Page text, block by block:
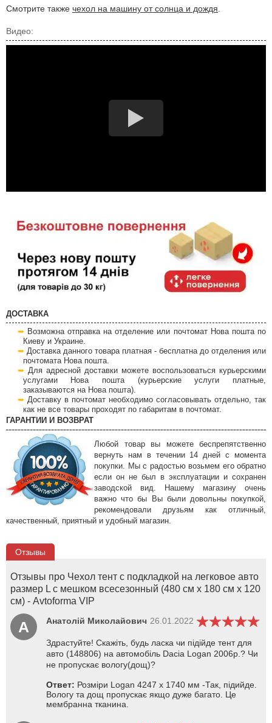
Смотрите также чехол на машину от солнца и дождя
Видео:
ДОСТАВКА
Возможна отправка на отделение или почтомат Нова пошта по
Киеву и Украине.
Доставка данного товара платная - бесплатна до отделения или
почтомата Нова пошта.
Для адресной доставки можете воспользоваться курьерскими
услугами Нова пошта (курьерские услуги платные,
заказываются на Нова пошта).
Доставку в почтомат необходимо согласовывать отдельно, так
как не все товары проходят по габаритам в почтомат.
ГАРАНТИИ И ВОЗВРАТ
Любой товар вы можете беспрепятственно
вернуть нам в течении 14 дней с момента
покупки. Мы с радостью возьмем его обратно
если он не был в эксплуатации и сохранен
заводской вид. Нашему магазину очень
важно что бы Вы были довольны покупкой,
рекомендовали друзьям как отличный,
качественный, приятный и удобный магазин.
Отзывы
Отзывы про Чехол тент с подкладкой на легковое авто
размер L с мешком всесезонный (480 см x 180 см x 120
см) - Avtoforma VIP
А Анатолій Миколайович 26.01.2022
Здрастуйте! Скажіть, будь ласка чи підійде тент для
авто (148806) на автомобіль Dacia Logan 2006р.? Чи
не пропускає вологу(дощ)?
Ответ: Розміри Logan 4247 x 1740 мм -Так, підийде.
Вологу та дощ пропускає якщо дуже багато. Це
мембранна тканина.